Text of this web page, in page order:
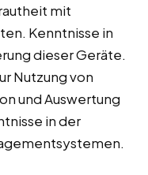
mit
Kenntnisse in
dieser Geräte.
Nutzung von
und Auswertung
in der